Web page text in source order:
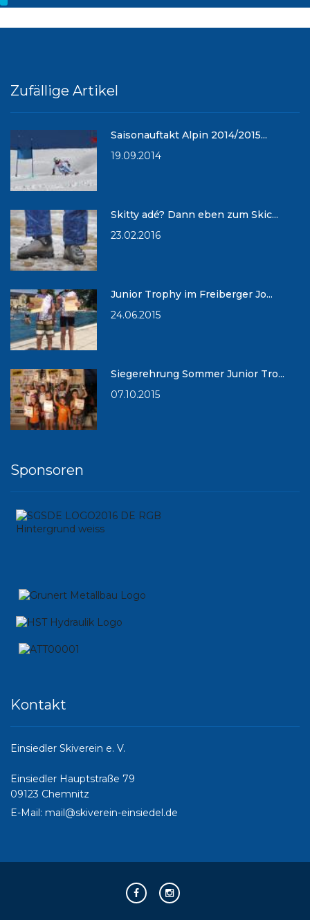
Zufällige Artikel
Saisonauftakt Alpin 2014/2015...
19.09.2014
Skitty adé? Dann eben zum Skic...
23.02.2016
Junior Trophy im Freiberger Jo...
24.06.2015
Siegerehrung Sommer Junior Tro...
07.10.2015
Sponsoren
Kontakt
Einsiedler Skiverein e. V.
Einsiedler Hauptstraße 79
09123 Chemnitz
E-Mail: mail@skiverein-einsiedel.de